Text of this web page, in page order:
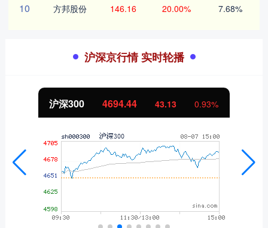
10 方邦股份 146.16 20.00% 7.68%
沪深京行情 实时轮播
沪深300 4694.44 43.13 0.93%